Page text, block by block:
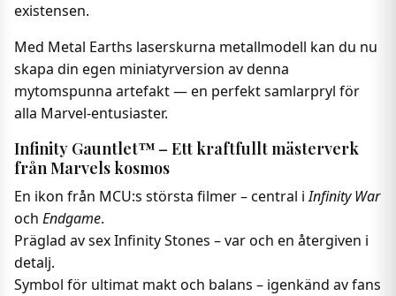
existensen.
Med Metal Earths laserskurna metallmodell kan du nu
skapa din egen miniatyrversion av denna
mytomspunna artefakt — en perfekt samlarpryl för
alla Marvel-entusiaster.
Infinity Gauntlet™ – Ett kraftfullt mästerverk
från Marvels kosmos
En ikon från MCU:s största filmer – central iInfinity War
och Endgame.
Präglad av sex Infinity Stones – var och en återgiven i
detalj.
Symbol för ultimat makt och balans – igenkänd av fans